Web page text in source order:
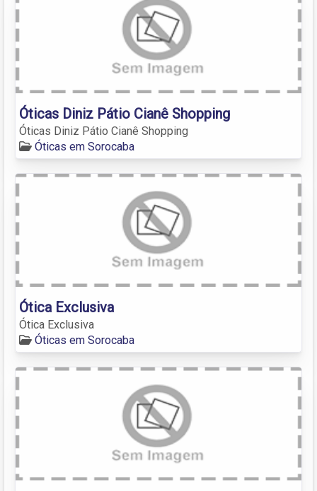
Óticas Diniz Pátio Cianê Shopping
Óticas Diniz Pátio Cianê Shopping
Óticas em Sorocaba
Ótica Exclusiva
Ótica Exclusiva
Óticas em Sorocaba